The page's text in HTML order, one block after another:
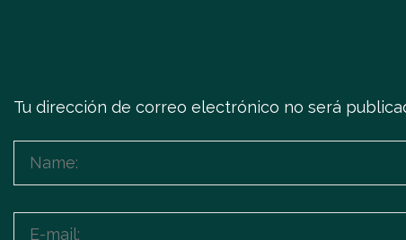
Tu dirección de correo electrónico no será